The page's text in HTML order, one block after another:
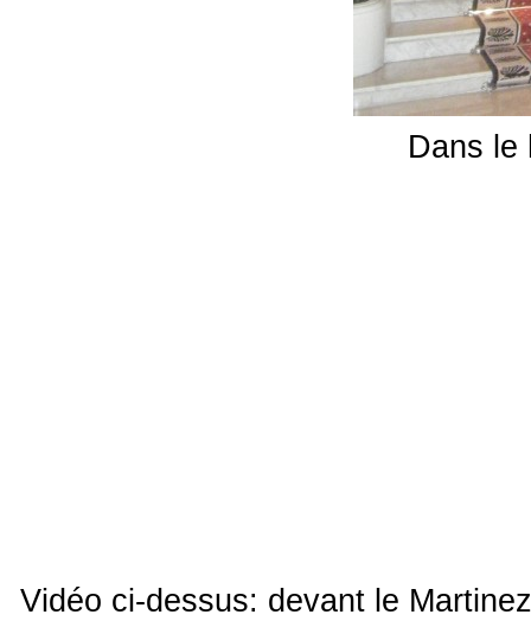
Dans le
Vidéo ci-dessus: devant le